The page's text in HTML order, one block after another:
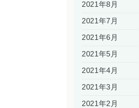
2021年8月
2021年7月
2021年6月
2021年5月
2021年4月
2021年3月
2021年2月